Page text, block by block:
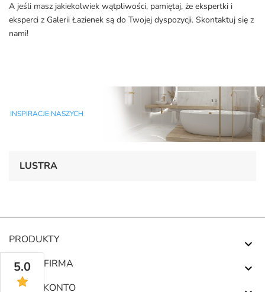
LUSTRA
A jeśli masz jakiekolwiek wątpliwości, pamiętaj, że ekspertki i
eksperci z Galerii Łazienek są do Twojej dyspozycji. Skontaktuj się z
nami!
INSPIRACJE NASZYCH
PRODUKTY 
NASZA FIRMA 
TWOJE KONTO
5.0